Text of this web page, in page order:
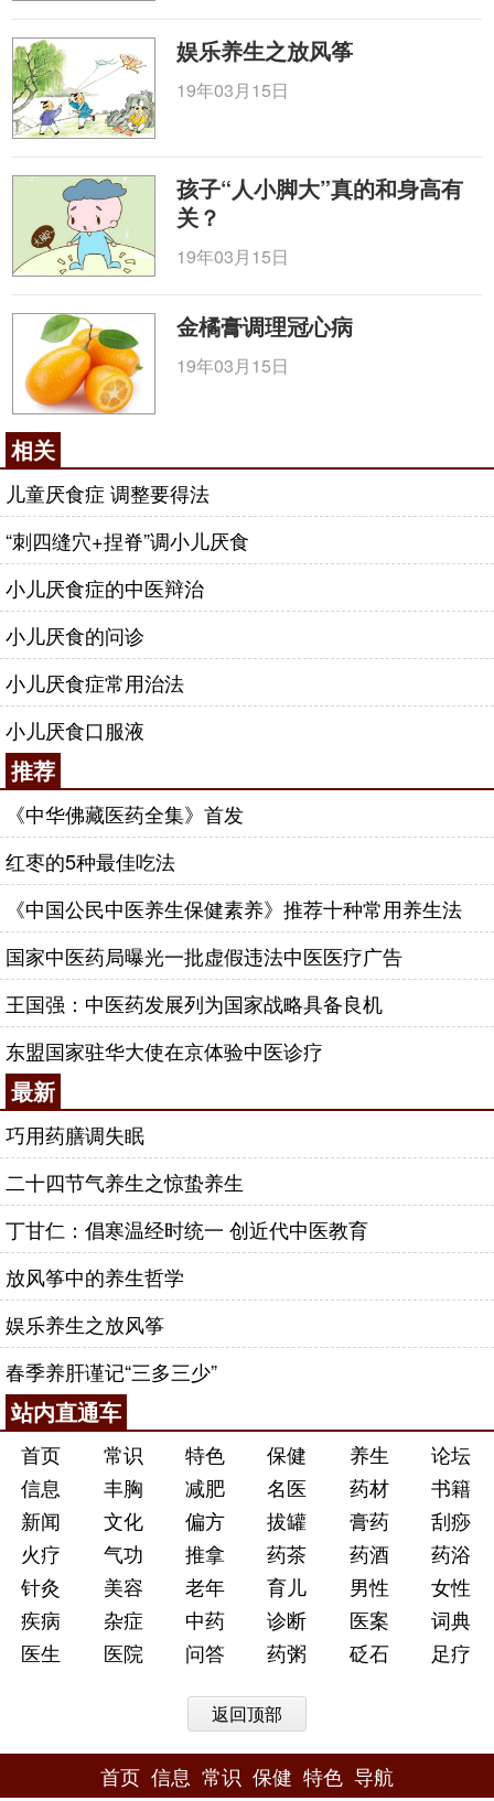
娱乐养生之放风筝
19年03月15日
孩子“人小脚大”真的和身高有
关？
19年03月15日
金橘膏调理冠心病
19年03月15日
相关
儿童厌食症 调整要得法
“刺四缝穴+捏脊”调小儿厌食
小儿厌食症的中医辩治
小儿厌食的问诊
小儿厌食症常用治法
小儿厌食口服液
推荐
《中华佛藏医药全集》首发
红枣的5种最佳吃法
《中国公民中医养生保健素养》推荐十种常用养生法
国家中医药局曝光一批虚假违法中医医疗广告
王国强：中医药发展列为国家战略具备良机
东盟国家驻华大使在京体验中医诊疗
最新
巧用药膳调失眠
二十四节气养生之惊蛰养生
丁甘仁：倡寒温经时统一 创近代中医教育
放风筝中的养生哲学
娱乐养生之放风筝
春季养肝谨记“三多三少”
站内直通车
首页 常识 特色 保健 养生
论坛
信息
丰胸 减肥 名医 药材
书籍
新闻
文化 偏方 拔罐 膏药
刮痧
火疗
气功 推拿 药茶 药酒
药浴
针灸
美容 老年 育儿 男性
女性
疾病
杂症 中药 诊断 医案
词典
医生
医院 问答 药粥 砭石 足疗
返回顶部
首页 信息 常识 保健 特色 导航